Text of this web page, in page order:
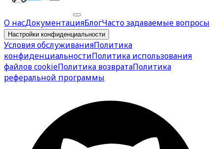
О насДокументацияБлогЧасто задаваемые вопросы
Настройки конфиденциальности
Условия обслуживанияПолитика
конфиденциальностиПолитика использования
файлов cookieПолитика возвратаПолитика
реферальной программы